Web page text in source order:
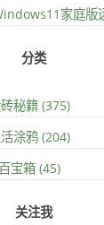
家庭版
分类
秘籍 (375)
涂鸦 (204)
百宝箱 (45)
关注我